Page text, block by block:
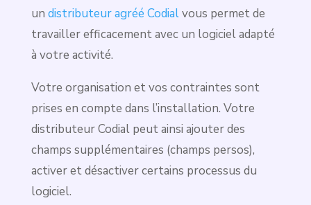
un distributeur agréé Codialvous permet de
travailler efficacement avec un logiciel adapté
à votre activité.
Votre organisation et vos contraintes sont
prises en compte dans l’installation. Votre
distributeur Codial peut ainsi ajouter des
champs supplémentaires (champs persos),
activer et désactiver certains processus du
logiciel.